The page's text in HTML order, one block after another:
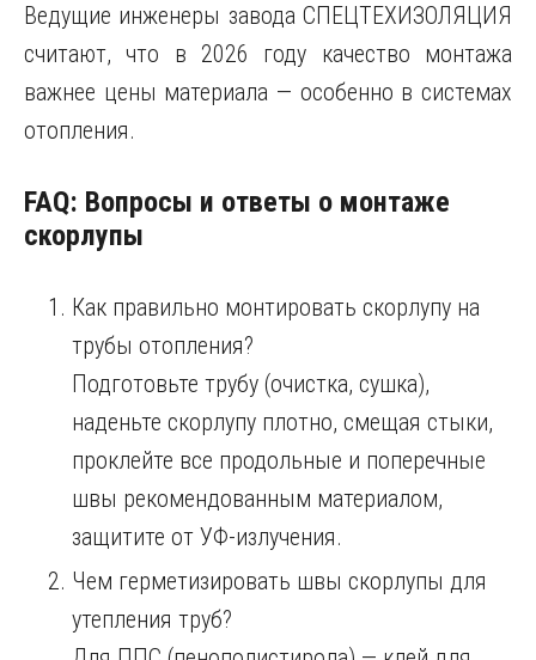
Ведущие инженеры завода СПЕЦТЕХИЗОЛЯЦИЯ
считают, что в 2026 году качество монтажа
важнее цены материала — особенно в системах
отопления.
FAQ: Вопросы и ответы о монтаже
скорлупы
Как правильно монтировать скорлупу на
трубы отопления?
Подготовьте трубу (очистка, сушка),
наденьте скорлупу плотно, смещая стыки,
проклейте все продольные и поперечные
швы рекомендованным материалом,
защитите от УФ-излучения.
Чем герметизировать швы скорлупы для
утепления труб?